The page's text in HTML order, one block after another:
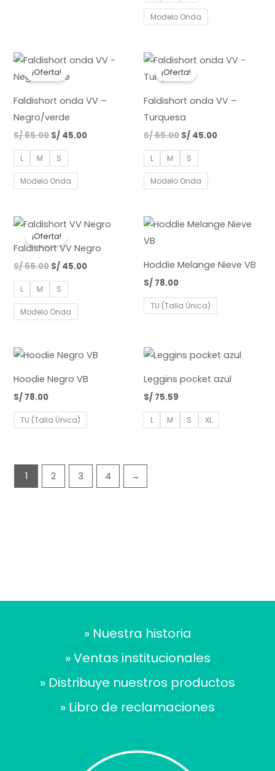
Modelo Onda
¡Oferta!
Faldishort onda VV –
Negro/verde
S/65.00
El
precio
original
S/ 65.00.
S/ 45.00
El
S/ 45.00.
L M S
Modelo Onda
¡Oferta!
Faldishort onda VV –
Turquesa
S/65.00
El
precio
original
S/ 65.00.
S/ 45.00
El
S/ 45.00.
L M S
Modelo Onda
¡Oferta!
Faldishort VV Negro
S/65.00
El
precio
original
era:
S/ 65.00.
S/ 45.00
El
precio
es:
S/ 45.00.
L M S
Modelo Onda
Hoddie Melange Nieve VB
S/ 78.00
TU (Talla Única)
Hoodie Negro VB
S/ 78.00
TU (Talla Única)
Leggins pocket azul
S/ 75.59
L M S XL
1 2 3 4 →
» Nuestra historia
» Ventas institucionales
» Distribuye nuestros productos
» Libro de reclamaciones